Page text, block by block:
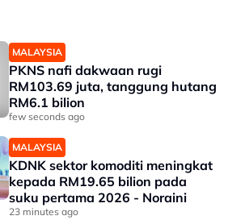
MALAYSIA
PKNS nafi dakwaan rugi
RM103.69 juta, tanggung hutang
RM6.1 bilion
few seconds ago
MALAYSIA
KDNK sektor komoditi meningkat
kepada RM19.65 bilion pada
suku pertama 2026 - Noraini
23 minutes ago